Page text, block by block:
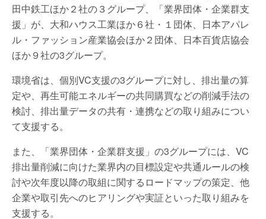
田中鉄工ほか２社の３グループ、「業界団体・企業群支
援」が、大和ハウス工業ほか６社・１団体、日本アパレ
ル・ファッション産業協会ほか２団体、日本百貨店協会
ほか９社の3グループ。
環境省は、個別VC支援の3グループに対し、排出量の算
定や、再生可能エネルギーの共同購買などの削減手法の
検討、排出量データの共有・連携などの取り組みについ
て支援する。
また、「業界団体・企業群支援」の3グループには、VC
排出量削減に向けた業界内の目標設定や共通ルールの検
討や次年度以降の取組に関するロードマップの策定、他
企業や取引先へのヒアリングや実証といった取り組みを
支援する。